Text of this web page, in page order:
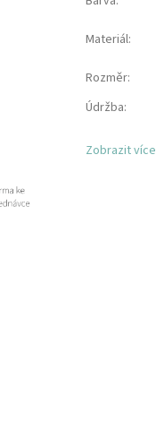
Materiál:
Rozměr:
Údržba:
Zobrazit více